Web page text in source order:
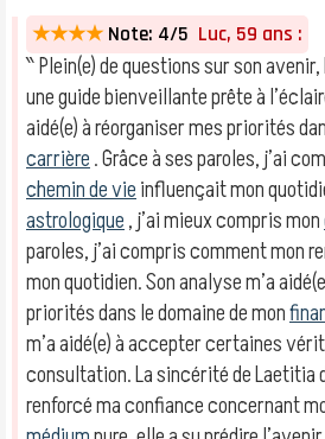
★★★★ Note: 4/5 Luc, 59 ans :
‶ Plein(e) de questions sur son
une guide bienveillante prête à
aidé(e) à réorganiser mes priorités
carrière. Grâce à ses paroles, j’ai
chemin de vieinfluençait mon
astrologique, j’ai mieux compris mon
paroles, j’ai compris comment mon
mon quotidien. Son analyse m’a
priorités dans le domaine de mon
m’a aidé(e) à accepter certaines
consultation. La sincérité de Laetitia
renforcé ma confiance concernant